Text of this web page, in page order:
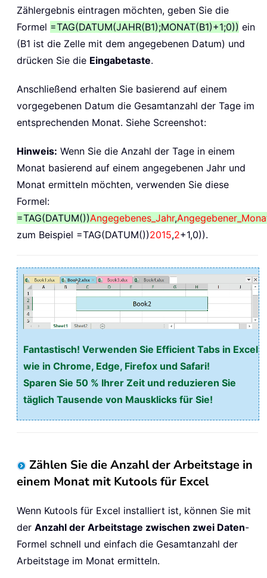
Zählergebnis eintragen möchten, geben Sie die
Formel =TAG(DATUM(JAHR(B1);MONAT(B1)+1;0)) ein
(B1 ist die Zelle mit dem angegebenen Datum) und
drücken Sie die Eingabetaste.
Anschließend erhalten Sie basierend auf einem
vorgegebenen Datum die Gesamtanzahl der Tage im
entsprechenden Monat. Siehe Screenshot:
Hinweis: Wenn Sie die Anzahl der Tage in einem
Monat basierend auf einem angegebenen Jahr und
Monat ermitteln möchten, verwenden Sie diese
Formel:
=TAG(DATUM())Angegebenes_Jahr,
zum Beispiel =TAG(DATUM())2015,2+1,0)).
Fantastisch! Verwenden Sie Efficient Tabs in Excel
wie in Chrome, Edge, Firefox und Safari!
Sparen Sie 50 % Ihrer Zeit und reduzieren Sie
täglich Tausende von Mausklicks für Sie!
Zählen Sie die Anzahl der Arbeitstage in
einem Monat mit Kutools für Excel
Wenn Kutools für Excel installiert ist, können Sie mit
der Anzahl der Arbeitstage zwischen zwei Daten-
Formel schnell und einfach die Gesamtanzahl der
Arbeitstage im Monat ermitteln.